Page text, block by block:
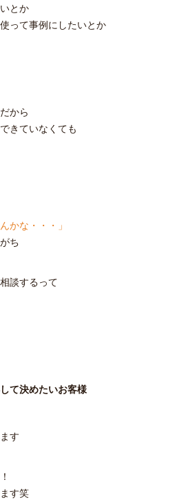
とか
って事例にしたいとか
から
きていなくても
かな・・・」
ち
談するって
て決めたいお客様
す
す笑